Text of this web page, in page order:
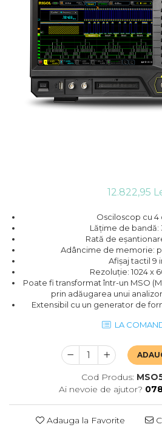
12.822,95
Osciloscop cu 4
Lățime de bandă:
Rată de
Adâncime de memorie:
Afișaj tactil 9
Rezoluție: 1024 x
Poate fi transformat într-un MSO
prin adăugarea unui
Extensibil cu un generator de
LA
Cod Produs:
Ai nevoie de ajutor?
Adauga la Favorite